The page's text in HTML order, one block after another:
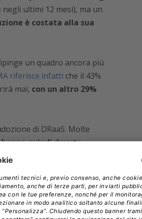
ultimi 12 mesi), ma un
è costata alla sua
un quadro ancora più
riferisce infatti che il 43%
mai, con un altro 29%
di DRaaS. Molte
hanno quindi dovuto
scorciatoia per i problemi di
a una spesa OPEX.
online gran parte delle loro
3-2-1 non è più